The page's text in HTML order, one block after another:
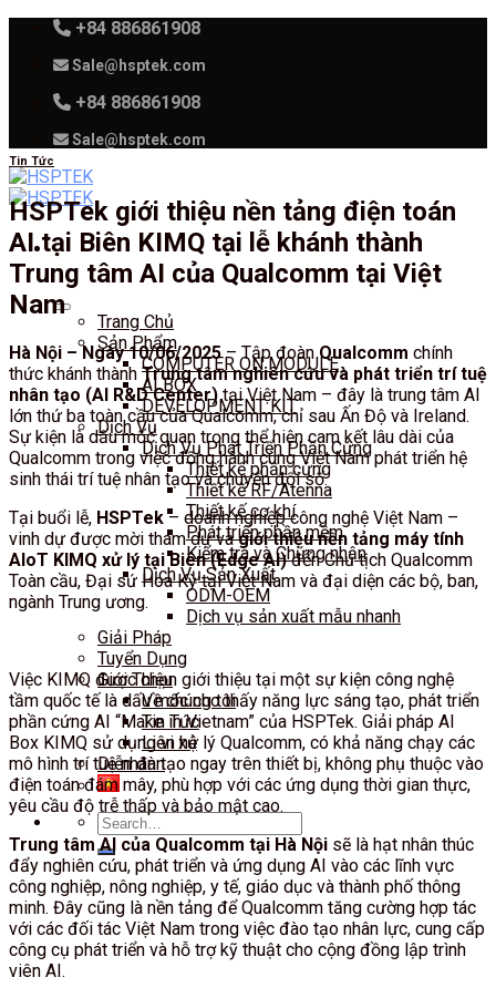
content
+84 886861908
Sale@hsptek.com
+84 886861908
Sale@hsptek.com
Trang Chủ
Sản Phẩm
COMPUTER ON MODULE
AI BOX
DEVELOPMENT KIT
Dịch Vụ
Dịch Vụ Phát Triển Phần Cứng
Thiết kế phần cứng
Thiết kế RF/Atenna
Thiết kế cơ khí
Phát triển phần mềm
Kiểm tra và Chứng nhận
Dịch Vụ Sản Xuất
ODM-OEM
Dịch vụ sản xuất mẫu nhanh
Giải Pháp
Tuyển Dụng
Giới Thiệu
Về chúng tôi
Tin Tức
Liên hệ
Diễn đàn
Search
for:
Tin Tức
HSPTek giới thiệu nền tảng điện toán
AI tại Biên KIMQ tại lễ khánh thành
Trung tâm AI của Qualcomm tại Việt
Nam
Hà Nội – Ngày 10/06/2025– Tập đoànQualcomm chính
thức khánh thành Trung tâm nghiên cứu và phát triển trí tuệ
nhân tạo (AI R&D Center)tại Việt Nam – đây là trung tâm AI
lớn thứ ba toàn cầu của Qualcomm, chỉ sau Ấn Độ và Ireland.
Sự kiện là dấu mốc quan trọng thể hiện cam kết lâu dài của
Qualcomm trong việc đồng hành cùng Việt Nam phát triển hệ
sinh thái trí tuệ nhân tạo và chuyển đổi số.
Tại buổi lễ, HSPTek– doanh nghiệp công nghệ Việt Nam –
vinh dự được mời tham dự vàgiới thiệu nền tảng máy tính
AIoT KIMQ xử lý tại Biên (Edge AI)đến Chủ tịch Qualcomm
Toàn cầu, Đại sứ Hoa Kỳ tại Việt Nam và đại diện các bộ, ban,
ngành Trung ương.
Việc KIMQ được chọn giới thiệu tại một sự kiện công nghệ
tầm quốc tế là dấu mốc cho thấy năng lực sáng tạo, phát triển
phần cứng AI “Make in Vietnam” của HSPTek. Giải pháp AI
Box KIMQ sử dụng vi xử lý Qualcomm, có khả năng chạy các
mô hình trí tuệ nhân tạo ngay trên thiết bị, không phụ thuộc vào
điện toán đám mây, phù hợp với các ứng dụng thời gian thực,
yêu cầu độ trễ thấp và bảo mật cao.
Trung tâm AI của Qualcomm tại Hà Nội sẽ là hạt nhân thúc
đẩy nghiên cứu, phát triển và ứng dụng AI vào các lĩnh vực
công nghiệp, nông nghiệp, y tế, giáo dục và thành phố thông
minh. Đây cũng là nền tảng để Qualcomm tăng cường hợp tác
với các đối tác Việt Nam trong việc đào tạo nhân lực, cung cấp
công cụ phát triển và hỗ trợ kỹ thuật cho cộng đồng lập trình
viên AI.